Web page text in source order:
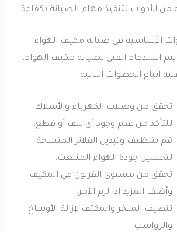
لتنفيذ مهام الصيانة بكفاءة.
في صيانة مكيف الهواء
الفني لصيانة مكيف الهواء،
الخطوات التالية:
من وصلات الكهرباء والأسلاك
من عدم وجود أي تلف أو قطع.
بتنظيف وتبديل الفلاتر المتسخة
جودة الهواء المنبعث.
من مستوى الفريون في المكيف
المزيد إذا لزم الأمر.
المبخر والمكثف لإزالة الأوساخ